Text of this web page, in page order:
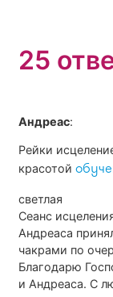
25
Андреас:
Рейки
красотой
светлая
Сеанс
Андреаса
чакрами по
Благодарю
и Андреаса. С